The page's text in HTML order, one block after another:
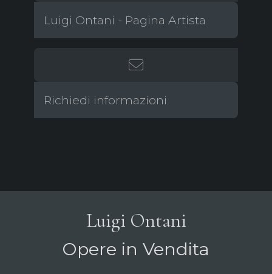
Luigi Ontani - Pagina Artista
Richiedi informazioni
Luigi Ontani
Opere in Vendita